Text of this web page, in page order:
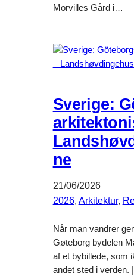
Morvilles Gård i…
Sverige:
ne
21/06/2026
2026, Arkitektur,
Når man vandrer
Gøteborg bydelen
af et bybillede, som
andet sted i verden.